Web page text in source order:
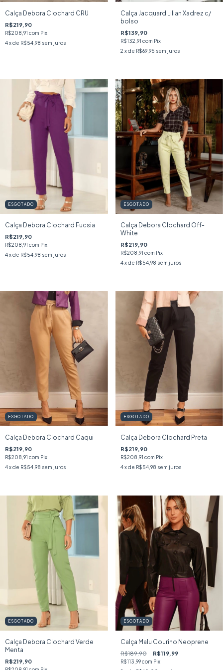
Calça Debora Clochard CRU
R$219,90
R$208,91 com Pix
4x de R$54,98 sem juros
Calça Jacquard Lilian Xadrez c/
bolso
R$139,90
R$132,91 com Pix
2 x de R$69,95 sem juros
ESGOTADO
Calça Debora Clochard Fucsia
R$219,90
R$208,91 com Pix
4x de R$54,98 sem juros
ESGOTADO
Calça Debora Clochard Off-
White
R$219,90
R$208,91 com Pix
4 x de R$54,98 sem juros
ESGOTADO
Calça Debora Clochard Caqui
R$219,90
R$208,91 com Pix
4x de R$54,98 sem juros
ESGOTADO
Calça Debora Clochard Preta
R$219,90
R$208,91 com Pix
4 x de R$54,98 sem juros
ESGOTADO
Calça Debora Clochard Verde
Menta
R$219,90
ESGOTADO
Calça Malu Courino Neoprene
R$189,90 R$119,99
R$113,99com Pix